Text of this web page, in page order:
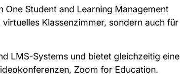
One Student and Learning Management
Klassenzimmer, sondern auch für
LMS-Systems und bietet gleichzeitig eine
Zoom for Education.